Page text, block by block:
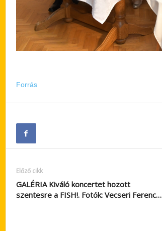
Forrás
Előző cikk
GALÉRIA Kiváló koncertet hozott
szentesre a FISH!. Fotók: Vecseri Ferenc…